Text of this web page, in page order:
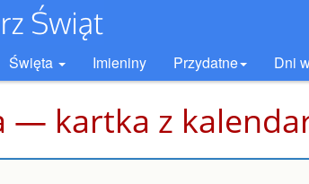
Święta Imieniny Przydatne Dni
— kartka z